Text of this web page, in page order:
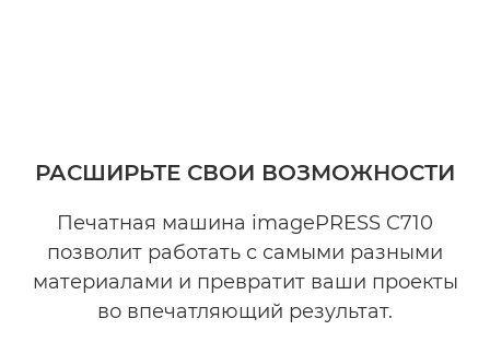
РАСШИРЬТЕ СВОИ ВОЗМОЖНОСТИ
Печатная машина imagePRESS C710
позволит работать с самыми разными
материалами и превратит ваши проекты
во впечатляющий результат.